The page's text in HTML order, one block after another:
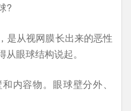
?
是从视网膜长出来的恶性
眼球结构说起。
内容物。眼球壁分外、